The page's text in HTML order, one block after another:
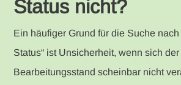
Status nicht?
Ein häufiger Grund für die Suche nach
Status“ ist Unsicherheit, wenn sich der
Bearbeitungsstand scheinbar nicht